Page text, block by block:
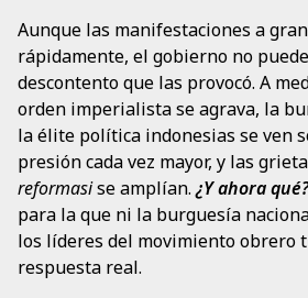
Aunque las manifestaciones a
rápidamente, el gobierno no
descontento que las provocó. A
orden imperialista se agrava, la
la élite política indonesias se ven
presión cada vez mayor, y las
reformasise amplían. ¿Y ahora qué?
para la que ni la burguesía
los líderes del movimiento obrero
respuesta real.